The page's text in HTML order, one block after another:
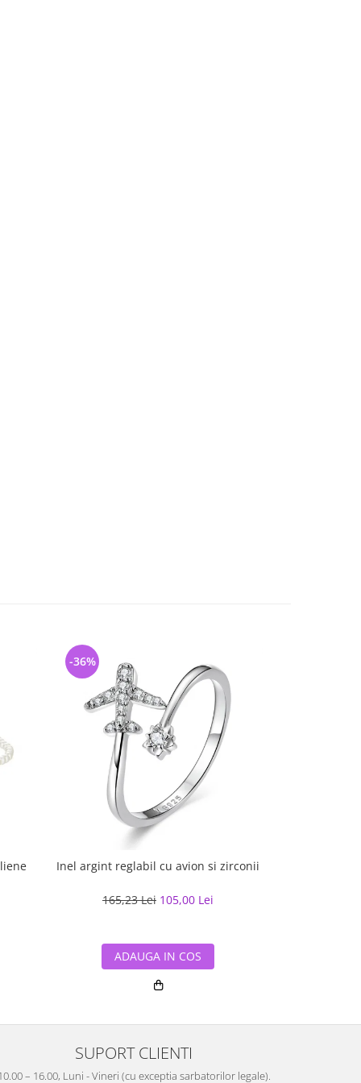
Inel argint reglabil cu avion si zirconii
165,23 Lei 105,00 Lei
-36%
ADAUGA IN COS
SUPORT CLIENTI
– 16.00, Luni - Vineri (cu exceptia sarbatorilor legale).